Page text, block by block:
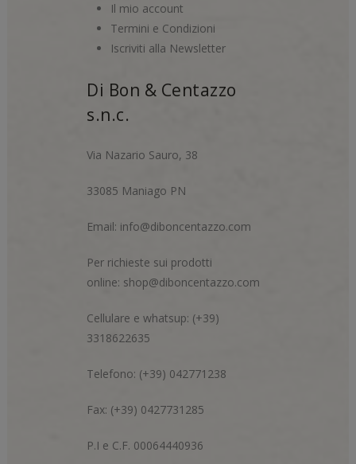
Il mio account
Termini e Condizioni
Iscriviti alla Newsletter
Di Bon & Centazzo
s.n.c.
Via Nazario Sauro, 38
33085 Maniago PN
Email: info@diboncentazzo.com
Per richieste sui prodotti
online: shop@diboncentazzo.com
Cellulare e whatsup: (+39)
3318622635
Telefono: (+39) 042771238
Fax: (+39) 0427731285
P.I e C.F. 00064440936